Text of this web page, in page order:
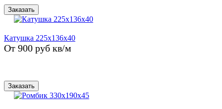
Заказать
Катушка 225x136x40
От 900 руб кв/м
Заказать